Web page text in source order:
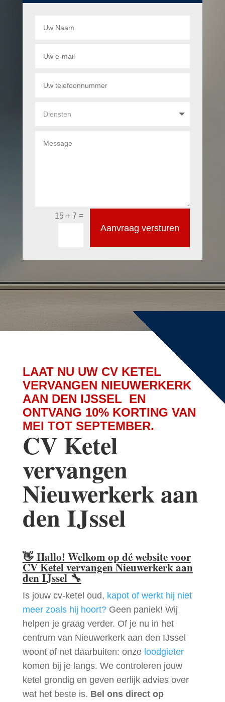
15 + 7 =
Aanvraag versturen
LAAT NU UW CV KETEL
VERVANGEN NIEUWERKERK
AAN DEN IJSSEL EN
ONTVANG 10% KORTING VAN
MEI TOT SEPTEMBER.
CV Ketel
vervangen
Nieuwerkerk aan
den IJssel
👋 Hallo! Welkom op dé website voor
CV Ketel vervangen Nieuwerkerk aan
den IJssel🔧
Is jouw cv-ketel oud, kapot of werkt hij niet
meer zoals hij hoort?Geen paniek! Wij
helpen je graag verder. Of je nu in het
centrum van Nieuwerkerk aan den IJssel
woont of net daarbuiten: onze loodgieter
komen bij je langs. We controleren jouw
ketel grondig en geven eerlijk advies over
wat het beste is. Bel ons direct op